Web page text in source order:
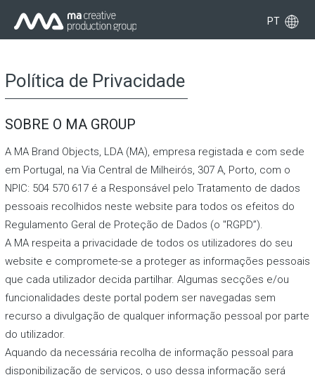
PT
Política de Privacidade
SOBRE O MA GROUP
A MA Brand Objects, LDA (MA), empresa registada e com sede
em Portugal, na Via Central de Milheirós, 307 A, Porto, com o
NPIC: 504 570 617 é a Responsável pelo Tratamento de dados
pessoais recolhidos neste website para todos os efeitos do
Regulamento Geral de Proteção de Dados (o "RGPD”).
A MA respeita a privacidade de todos os utilizadores do seu
website e compromete-se a proteger as informações pessoais
que cada utilizador decida partilhar. Algumas secções e/ou
funcionalidades deste portal podem ser navegadas sem
recurso a divulgação de qualquer informação pessoal por parte
do utilizador.
Aquando da necessária recolha de informação pessoal para
disponibilização de serviços, o uso dessa informação será